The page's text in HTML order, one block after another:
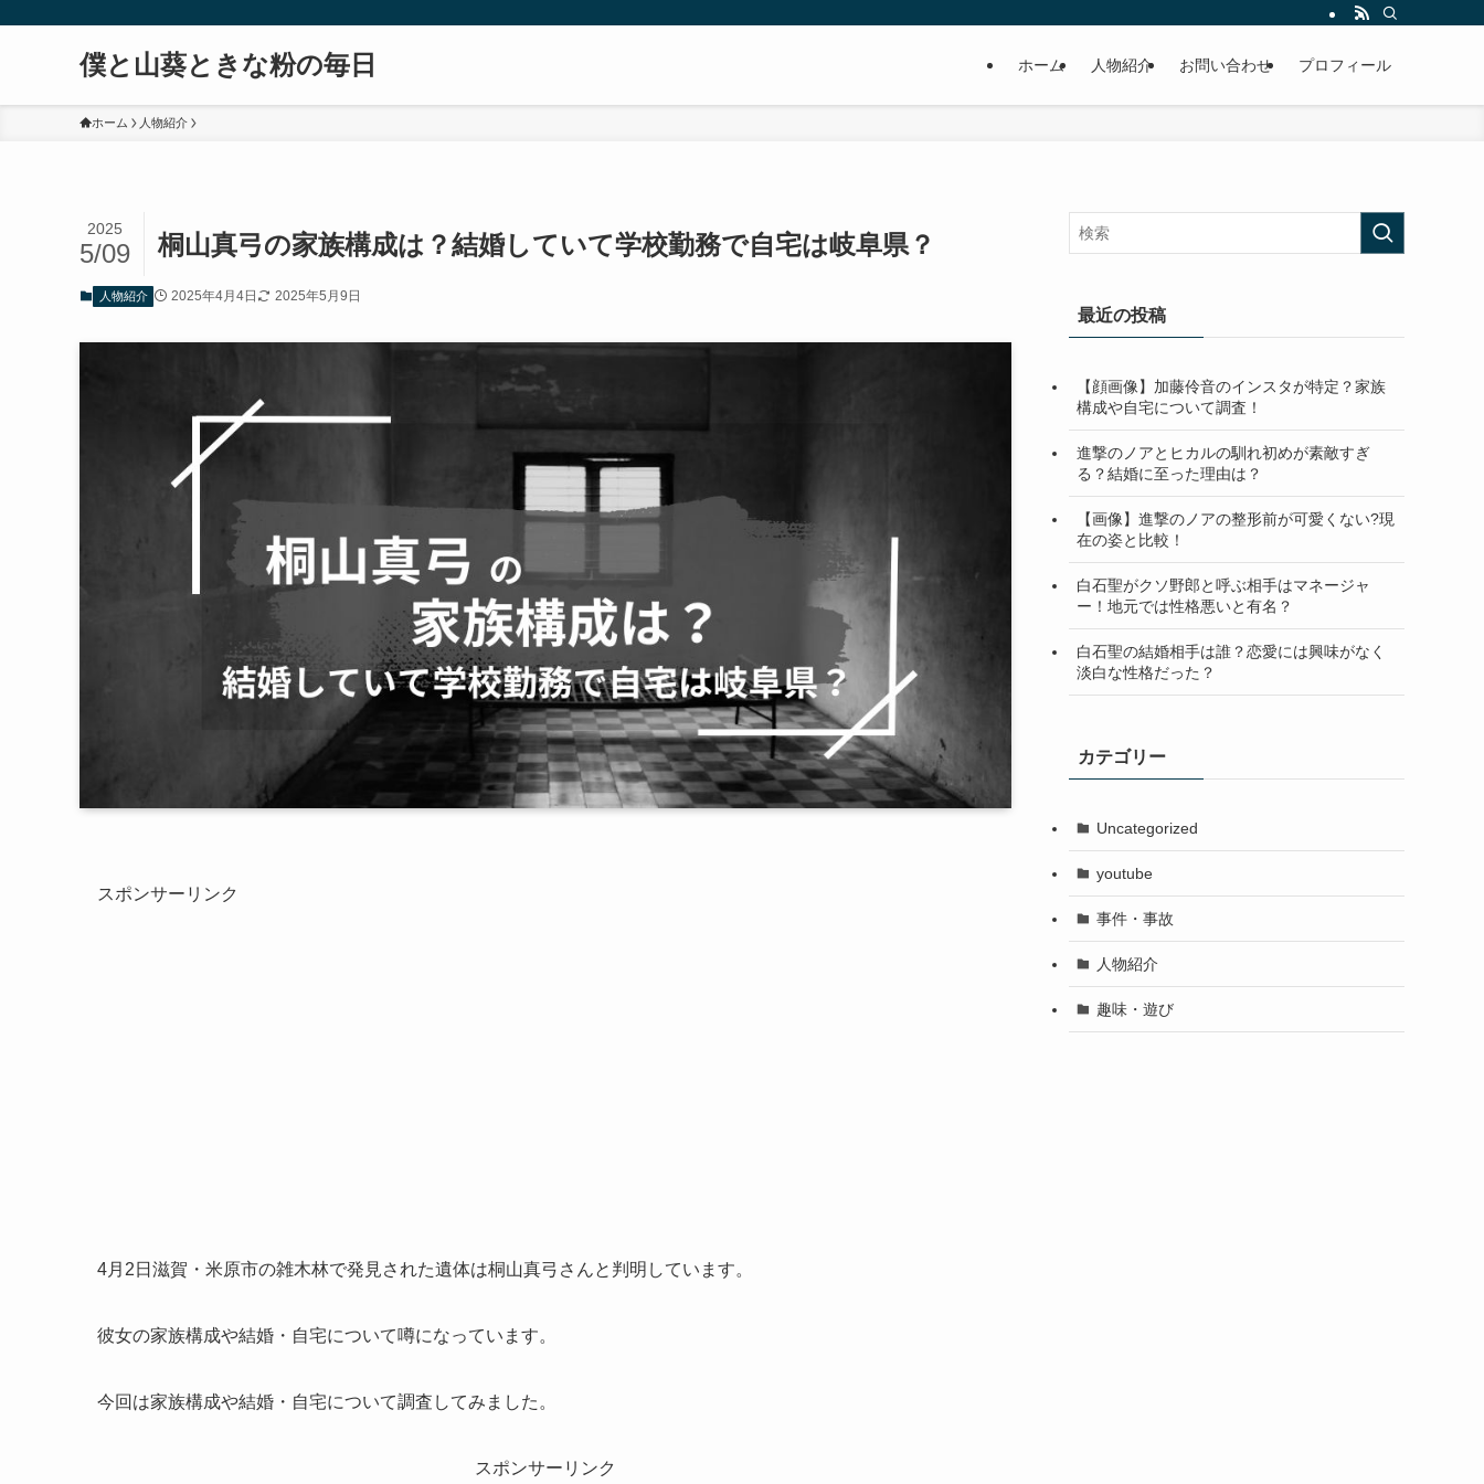
僕と山葵ときな粉の毎日 ホーム 人物紹介 お問い合わせ プロフィール
ホーム 人物紹介
桐山真弓の家族構成は？結婚していて学校勤務で自宅は岐阜県？
2025
5/09
人物紹介 2025年4月4日 2025年5月9日
スポンサーリンク
4月2日滋賀・米原市の雑木林で発見された遺体は桐山真弓さんと判明しています。
彼女の家族構成や結婚・自宅について噂になっています。
今回は家族構成や結婚・自宅について調査してみました。
スポンサーリンク
最近の投稿
【顔画像】加藤伶音のインスタが特定？家族
構成や自宅について調査！
進撃のノアとヒカルの馴れ初めが素敵すぎ
る？結婚に至った理由は？
【画像】進撃のノアの整形前が可愛くない?現
在の姿と比較！
白石聖がクソ野郎と呼ぶ相手はマネージャ
ー！地元では性格悪いと有名？
白石聖の結婚相手は誰？恋愛には興味がなく
淡白な性格だった？
カテゴリー
Uncategorized
youtube
事件・事故
人物紹介
趣味・遊び